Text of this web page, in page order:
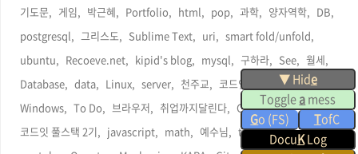
▼ Hide
Toggleamess
Go (FS) TofC
DocuKLog
기도문, 게임, 박근혜, Portfolio, html, pop, 과학, 양자역학, DB,
postgresql, 그리스도, Sublime Text, uri, smart fold/unfold,
ubuntu, Recoeve.net, kipid's blog, mysql, 구하라, See, 월세,
Database, data, Linux, server, 천주교, 코드잇스프린트,
Windows, To Do, 브라우저, 취업까지달린다, Command,
코드잇 풀스택 2기, javascript, math, 예수님, twitter, Gemini,